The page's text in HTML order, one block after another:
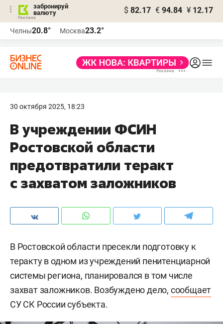
забронируй
валюту
$ 82.17 € 94.84 ¥ 12.17
Челны20.8° Москва23.2°
30 октября 2025, 18:23
В учреждении ФСИН
Ростовской области
предотвратили теракт
с захватом заложников
В Ростовской области пресекли подготовку к
теракту в одном из учреждений пенитенциарной
системы региона, планировался в том числе
захват заложников. Возбуждено дело, сообщает
СУ СК России субъекта.